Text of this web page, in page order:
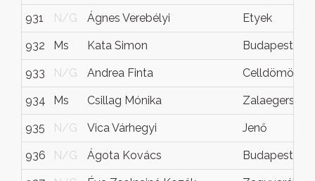
931 N/G Ágnes Verebélyi Etyek
932 Ms Kata Simon Budapest
933 N/G Andrea Finta Celldömölk
934 Ms Csillag Mónika Zalaegerszeg
935 N/G Vica Várhegyi Jenő
936 N/G Ágota Kovács Budapest